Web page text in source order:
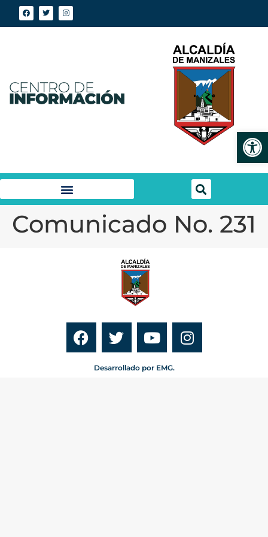
Comunicado No. 231
Desarrollado por EMG.